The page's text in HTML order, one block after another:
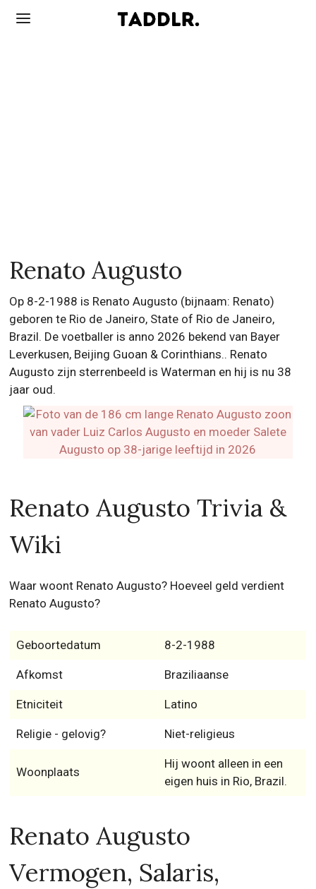
Renato Augusto
Op 8-2-1988 is Renato Augusto (bijnaam: Renato)
geboren te Rio de Janeiro, State of Rio de Janeiro,
Brazil. De voetballer is anno 2026 bekend van Bayer
Leverkusen, Beijing Guoan & Corinthians.. Renato
Augusto zijn sterrenbeeld is Waterman en hij is nu 38
jaar oud.
Renato Augusto Trivia &
Wiki
Waar woont Renato Augusto? Hoeveel geld verdient
Renato Augusto?
Geboortedatum 8-2-1988
Afkomst Braziliaanse
Etniciteit Latino
Religie - gelovig? Niet-religieus
Woonplaats
Hij woont alleen in een
eigen huis in Rio, Brazil.
Renato Augusto
Vermogen, Salaris,